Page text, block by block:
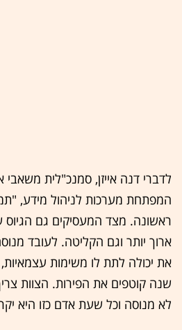
המפתחת מערכות לניהול מידע,
ראשונה. מצד המעסיקים גם הגיוס
ארוך יותר וגם הקליטה. לעובד
את יכולה לתת לו משימות עצמאיות,
שנה קוטפים את הפירות. הצוות
לא מנוסה וכל שעת אדם כזו היא